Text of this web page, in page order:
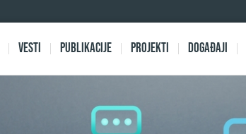
Vesti Publikacije Projekti Događaji